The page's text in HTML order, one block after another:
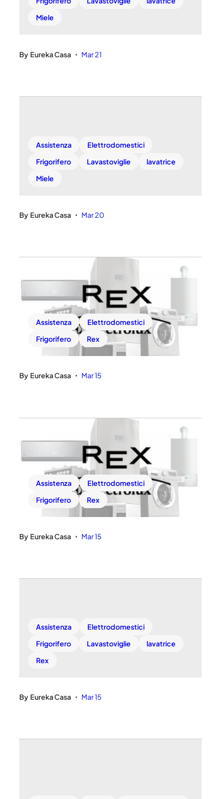
Miele
By Eureka Casa • Mar 21
Assistenza
Elettrodomestici
Frigorifero
Lavastoviglie
lavatrice
Miele
By Eureka Casa • Mar 20
Assistenza
Elettrodomestici
Frigorifero
Rex
By Eureka Casa • Mar 15
Assistenza
Elettrodomestici
Frigorifero
Rex
By Eureka Casa • Mar 15
Assistenza
Elettrodomestici
Frigorifero
Lavastoviglie
lavatrice
Rex
By Eureka Casa • Mar 15